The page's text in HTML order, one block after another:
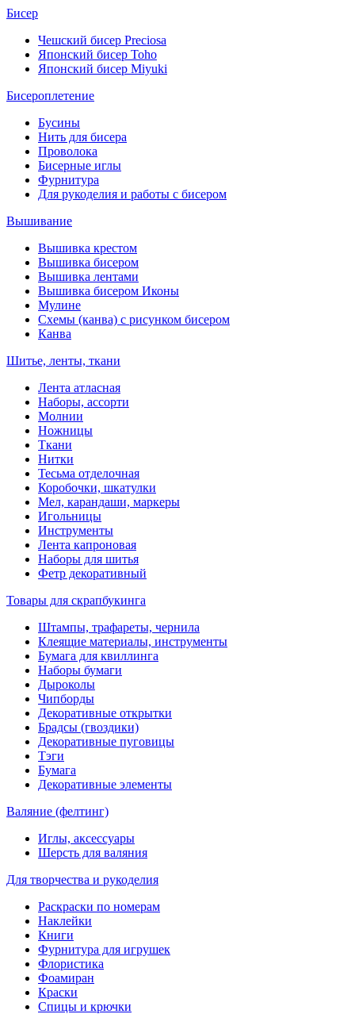
Бисер
Чешский бисер Preciosa
Японский бисер Toho
Японский бисер Miyuki
Бисероплетение
Бусины
Нить для бисера
Проволока
Бисерные иглы
Фурнитура
Для рукоделия и работы с бисером
Вышивание
Вышивка крестом
Вышивка бисером
Вышивка лентами
Вышивка бисером Иконы
Мулине
Схемы (канва) с рисунком бисером
Канва
Шитье, ленты, ткани
Лента атласная
Наборы, ассорти
Молнии
Ножницы
Ткани
Нитки
Тесьма отделочная
Коробочки, шкатулки
Мел, карандаши, маркеры
Игольницы
Инструменты
Лента капроновая
Наборы для шитья
Фетр декоративный
Товары для скрапбукинга
Штампы, трафареты, чернила
Клеящие материалы, инструменты
Бумага для квиллинга
Наборы бумаги
Дыроколы
Чипборды
Декоративные открытки
Брадсы (гвоздики)
Декоративные пуговицы
Тэги
Бумага
Декоративные элементы
Валяние (фелтинг)
Иглы, аксессуары
Шерсть для валяния
Для творчества и рукоделия
Раскраски по номерам
Наклейки
Книги
Фурнитура для игрушек
Флористика
Фоамиран
Краски
Спицы и крючки